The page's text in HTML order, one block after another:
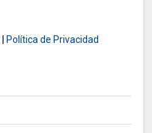
Política de Privacidad